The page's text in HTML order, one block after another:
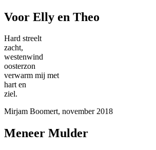
Voor Elly en Theo
Hard streelt
zacht,
westenwind
oosterzon
verwarm mij met
hart en
ziel.
Mirjam Boomert, november 2018
Meneer Mulder